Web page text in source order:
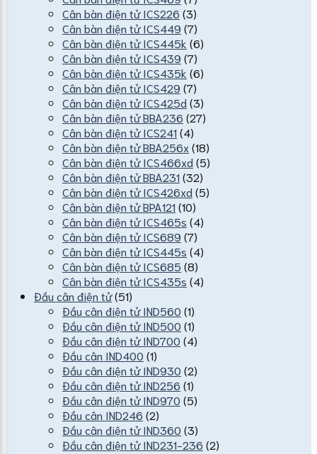
Cân bàn điện tử ICS226 (3)
Cân bàn điện tử ICS449 (7)
Cân bàn điện tử ICS445k (6)
Cân bàn điện tử ICS439 (7)
Cân bàn điện tử ICS435k (6)
Cân bàn điện tử ICS429 (7)
Cân bàn điện tử ICS425d (3)
Cân bàn điện tử BBA236 (27)
Cân bàn điện tử ICS241(4)
Cân bàn điện tử BBA256x(18)
Cân bàn điện tử ICS466xd (5)
Cân bàn điện tử BBA231(32)
Cân bàn điện tử ICS426xd (5)
Cân bàn điện tử BPA121(10)
Cân bàn điện tử ICS465s (4)
Cân bàn điện tử ICS689 (7)
Cân bàn điện tử ICS445s (4)
Cân bàn điện tử ICS685 (8)
Cân bàn điện tử ICS435s (4)
Đầu cân điện tử(51)
Đầu cân điện tử IND560 (1)
Đầu cân điện tử IND500 (1)
Đầu cân điện tử IND700 (4)
Đầu cân IND400 (1)
Đầu cân điện tử IND930 (2)
Đầu cân điện tử IND256 (1)
Đầu cân điện tử IND970 (5)
Đầu cân IND246 (2)
Đầu cân điện tử IND360 (3)
Đầu cân điện tử IND231-236 (2)